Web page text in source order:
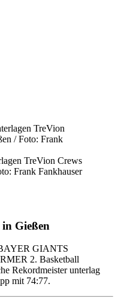
TreVion Crews
Frank Fankhauser
Gießen
GIANTS
2. Basketball
Rekordmeister unterlag
mit 74:77.